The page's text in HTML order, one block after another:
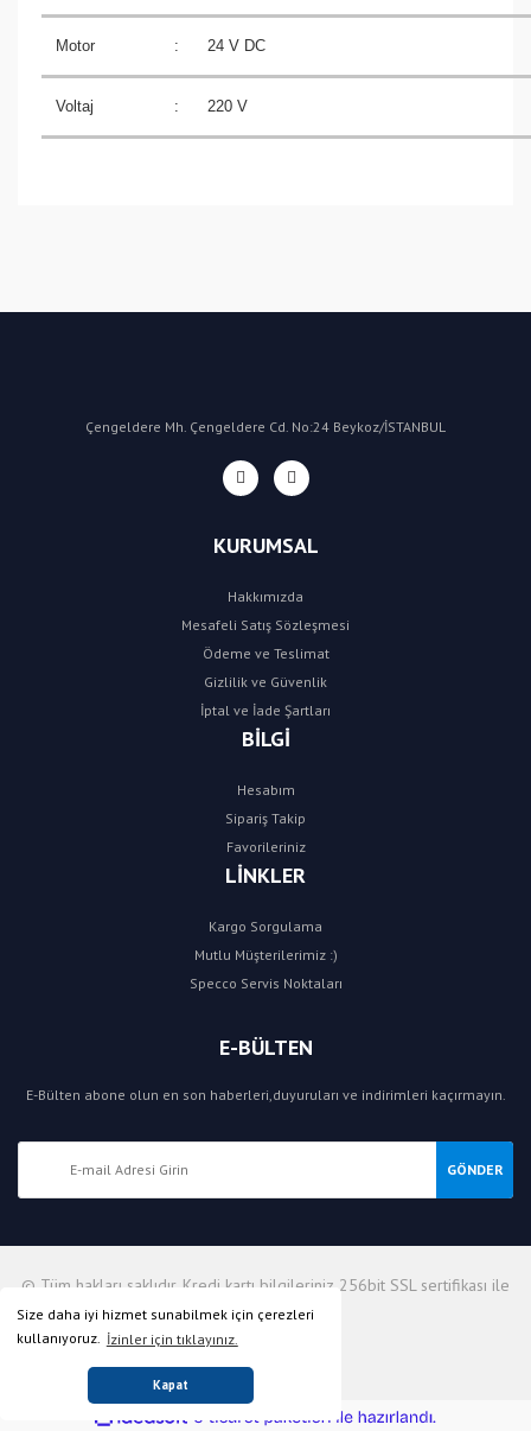
Size daha iyi hizmet sunabilmek için çerezleri
kullanıyoruz. İzinler için tıklayınız.
Kapat
Motor : 24 V DC
Voltaj : 220 V
Çengeldere Mh. Çengeldere Cd. No:24 Beykoz/İSTANBUL
KURUMSAL
Hakkımızda
Mesafeli Satış Sözleşmesi
Ödeme ve Teslimat
Gizlilik ve Güvenlik
İptal ve İade Şartları
BİLGİ
Hesabım
Sipariş Takip
Favorileriniz
LİNKLER
Kargo Sorgulama
Mutlu Müşterilerimiz :)
Specco Servis Noktaları
E-BÜLTEN
E-Bülten abone olun en son haberleri,duyuruları ve indirimleri kaçırmayın.
GÖNDER
© Tüm hakları saklıdır. Kredi kartı bilgileriniz 256bit SSL sertifikası ile
korunmaktadır.
ideasoft
e-